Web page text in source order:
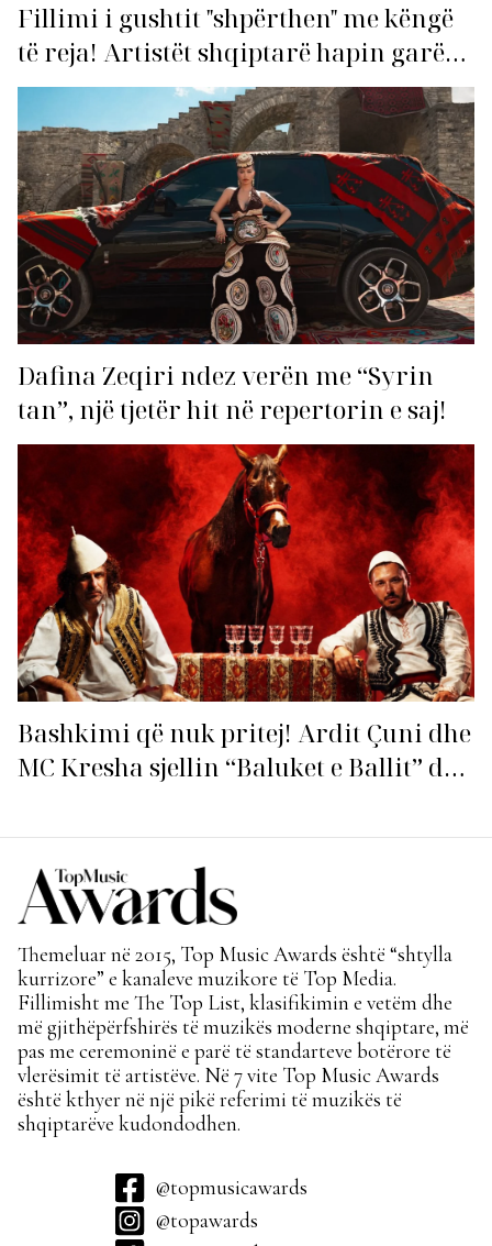
Fillimi i gushtit "shpërthen" me këngë
të reja! Artistët shqiptarë hapin garën
për hitin e verës!
Dafina Zeqiri ndez verën me “Syrin
tan”, një tjetër hit në repertorin e saj!
Bashkimi që nuk pritej! Ardit Çuni dhe
MC Kresha sjellin “Baluket e Ballit” dhe
Themeluar në 2015, Top Music Awards është “shtylla
kurrizore” e kanaleve muzikore të Top Media.
Fillimisht me The Top List, klasifikimin e vetëm dhe
më gjithëpërfshirës të muzikës moderne shqiptare, më
pas me ceremoninë e parë të standarteve botërore të
vlerësimit të artistëve. Në 7 vite Top Music Awards
është kthyer në një pikë referimi të muzikës të
shqiptarëve kudondodhen.
@topmusicawards
@topawards